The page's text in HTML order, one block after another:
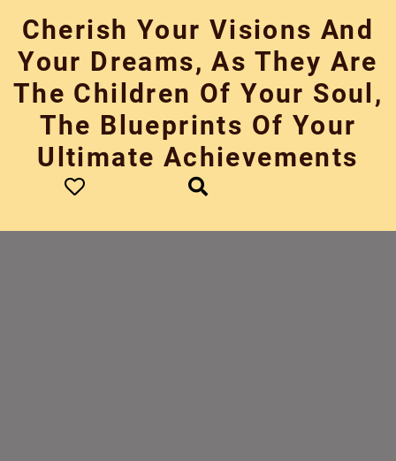
content
Cherish Your Visions And
Your Dreams, As They Are
The Children Of Your Soul,
The Blueprints Of Your
Ultimate Achievements